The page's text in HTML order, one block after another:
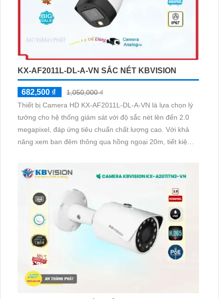
KX-AF2011L-DL-A-VN SẮC NÉT KBVISION
682,500 ₫
1,050,000 ₫
Thiết bị Camera HD KX-AF2011L-DL-A-VN là lựa chọn lý
tưởng cho hệ thống giám sát với độ sắc nét lên đến 2.0
megapixel, đáp ứng tiêu chuẩn chất lượng cao. Với khả
năng xem ban đêm thông qua hồng ngoại 20m, tiết kiệm
hợp công nghệ AHD CVI TVI BCS, cho chất lượng hình
ảnh bền vững và độ bền cao